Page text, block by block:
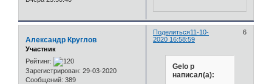
Поделиться 6
11-10-
2020 16:58:59
Александр Круглов
Участник
Рейтинг:
Зарегистрирован: 29-03-2020
Сообщений: 389
Gelo p
написал(а):